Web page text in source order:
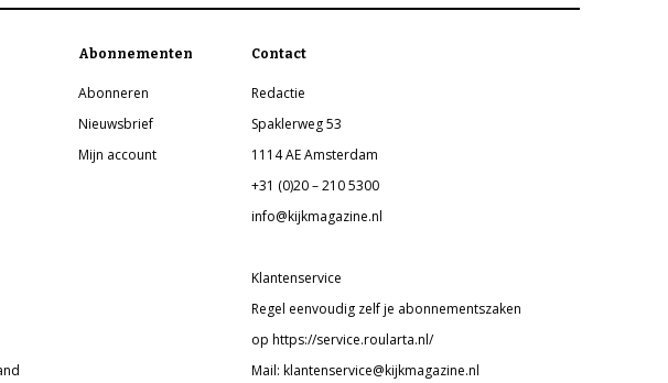
Abonnementen
Abonneren
Nieuwsbrief
Mijn account
Contact
Redactie
Spaklerweg 53
1114 AE Amsterdam
+31 (0)20 – 210 5300
info@kijkmagazine.nl
Klantenservice
Regel eenvoudig zelf je abonnementszaken
op https://service.roularta.nl/
Mail: klantenservice@kijkmagazine.nl